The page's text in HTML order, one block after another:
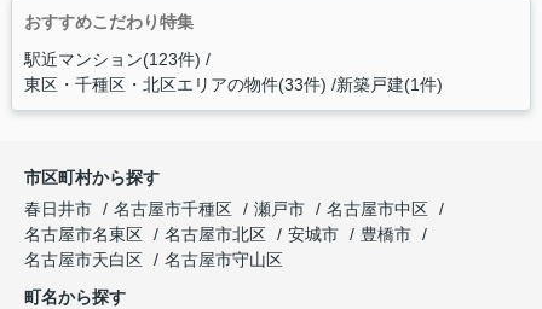
おすすめこだわり特集
駅近マンション(123件)
東区・千種区・北区エリアの物件(33件) 新築戸建(1件)
市区町村から探す
春日井市
名古屋市千種区 瀬戸市
名古屋市中区
名古屋市名東区
名古屋市北区 安城市
豊橋市
名古屋市天白区
名古屋市守山区
町名から探す